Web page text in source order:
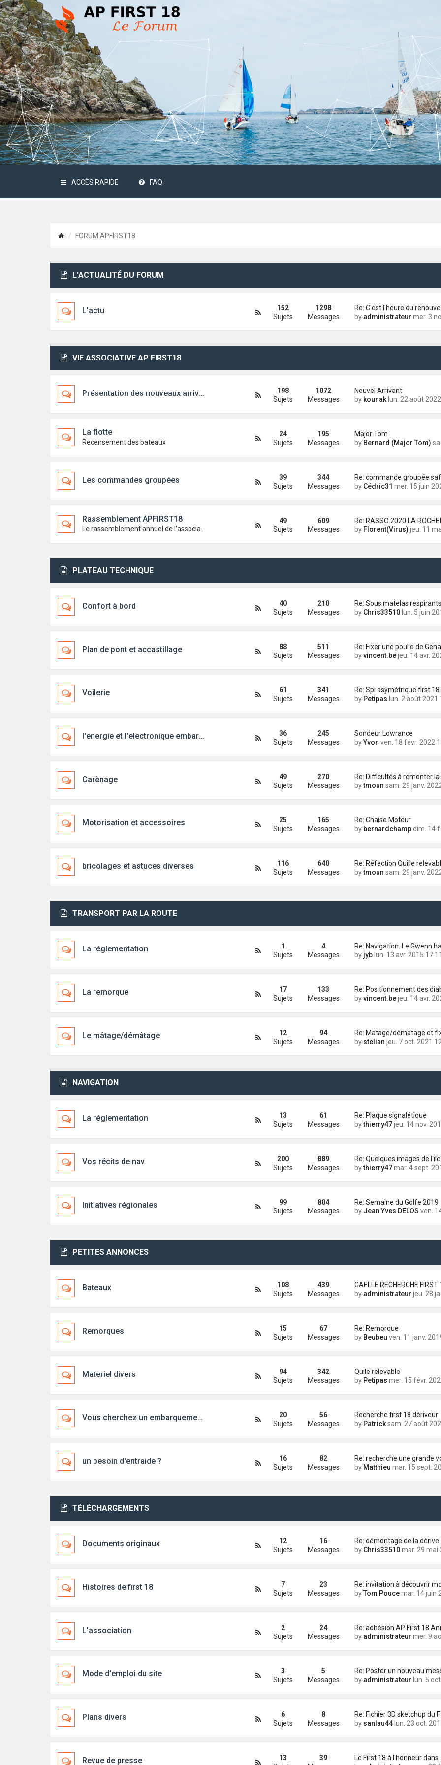
ACCÈS RAPIDE FAQ
FORUM APFIRST18
L'ACTUALITÉ DU FORUM
L'actu
Re: C'est l'heure du
by administrateur mer. 3 nov. 2021
152
Sujets
1298
Messages
VIE ASSOCIATIVE AP FIRST18
Présentation des nouveaux arrivants
Nouvel Arrivant
by kounaklun. 22 août 2022
198
Sujets
1072
Messages
La flotte
Recensement des bateaux
Major Tom
by Bernard (Major Tom) sam. 22 mai
24
Sujets
195
Messages
Les commandes groupées
by Cédric31 mer. 15 juin 2022
39
Sujets
344
Messages
Rassemblement APFIRST18
by Florent(Virus) jeu. 11 mars 2021
49
Sujets
609
Messages
PLATEAU TECHNIQUE
Confort à bord
Re: Sous matelas respirants
by Chris33510lun. 5 juin 2017
40
Sujets
210
Messages
Plan de pont et accastillage
Re: Fixer une poulie de
byvincent.bejeu. 14 avr. 2022
88
Sujets
511
Messages
Voilerie
Re: Spi asymétrique first 18
by Petipas lun. 2 août 2021
61
Sujets
341
Messages
l'energie et l'electronique embarquée
Sondeur Lowrance
byYvon ven. 18 févr. 2022
36
Sujets
245
Messages
Carènage
Re: Difficultés à remonter la…
bytmoun sam. 29 janv. 2022
49
Sujets
270
Messages
Motorisation et accessoires
Re: Chaise Moteur
by bernardchampdim. 14 févr. 2021
25
Sujets
165
Messages
bricolages et astuces diverses
Re: Réfection Quille
bytmoun sam. 29 janv. 2022
116
Sujets
640
Messages
TRANSPORT PAR LA ROUTE
La réglementation
Re: Navigation. Le Gwenn ha
by jyblun. 13 avr. 2015 17:11
1
Sujets
4
Messages
La remorque
Re: Positionnement des
byvincent.bejeu. 14 avr. 2022
17
Sujets
133
Messages
Le mâtage/démâtage
by stelian jeu. 7 oct. 2021
12
Sujets
94
Messages
NAVIGATION
La réglementation
Re: Plaque signalétique
bythierry47jeu. 14 nov. 2019
13
Sujets
61
Messages
Vos récits de nav
Re: Quelques images de l'île
bythierry47mar. 4 sept. 2018
200
Sujets
889
Messages
Initiatives régionales
Re: Semaine du Golfe 2019
by Jean Yves DELOS ven. 14 déc.
99
Sujets
804
Messages
PETITES ANNONCES
Bateaux
by administrateur jeu. 28 janv. 2021
108
Sujets
439
Messages
Remorques
Re: Remorque
by Beubeu ven. 11 janv. 2019
15
Sujets
67
Messages
Materiel divers
Quile relevable
by Petipas mer. 15 févr. 2023
94
Sujets
342
Messages
Vous cherchez un embarquement, un bateau, un skipper...
Recherche first 18 dériveur
by Patricksam. 27 août 2022
20
Sujets
56
Messages
un besoin d'entraide ?
Re: recherche une grande
by Matthieu mar. 15 sept. 2020
16
Sujets
82
Messages
TÉLÉCHARGEMENTS
Documents originaux
Re: démontage de la dérive
by Chris33510mar. 29 mai 2012
12
Sujets
16
Messages
Histoires de first 18
Re: invitation à découvrir
byTom Poucemar. 14 juin 2016
7
Sujets
23
Messages
L'association
Re: adhésion AP First 18
by administrateur mer. 9 août 2017
2
Sujets
24
Messages
Mode d'emploi du site
by administrateur lun. 5 oct. 2015
3
Sujets
5
Messages
Plans divers
Re: Fichier 3D sketchup du
by sanlau44lun. 23 oct. 2017
6
Sujets
8
Messages
Revue de presse
Le First 18 à l'honneur dans …
13
39